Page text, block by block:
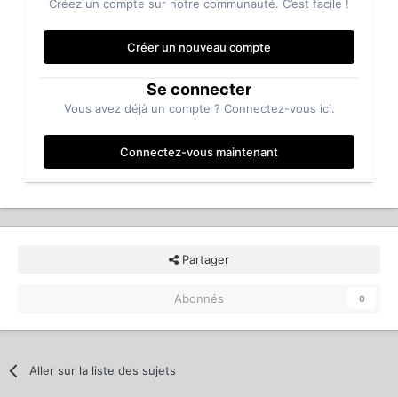
Créez un compte sur notre communauté. C’est facile !
Créer un nouveau compte
Se connecter
Vous avez déjà un compte ? Connectez-vous ici.
Connectez-vous maintenant
Partager
Abonnés 0
Aller sur la liste des sujets